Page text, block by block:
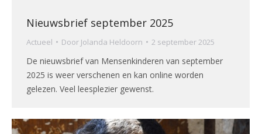
Nieuwsbrief september 2025
Actueel Door Jolanda Heldoorn 2 september 2025
De nieuwsbrief van Mensenkinderen van september
2025 is weer verschenen en kan online worden
gelezen. Veel leesplezier gewenst.